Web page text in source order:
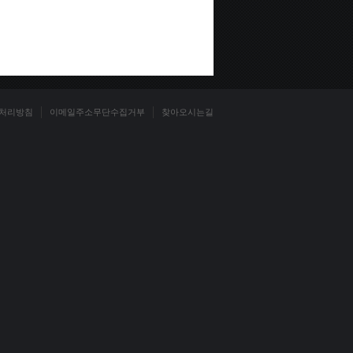
리방침 이메일주소무단수집거부 찾아오시는길